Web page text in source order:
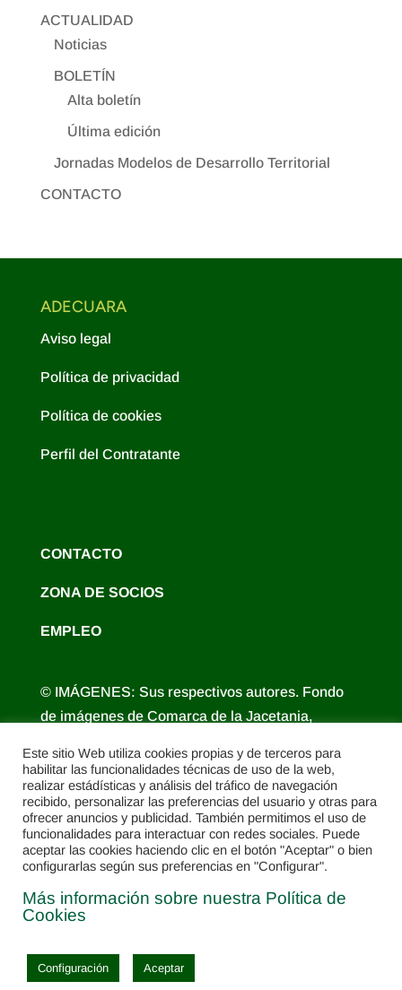
ACTUALIDAD
Noticias
BOLETÍN
Alta boletín
Última edición
Jornadas Modelos de Desarrollo Territorial
CONTACTO
ADECUARA
Aviso legal
Política de privacidad
Política de cookies
Perfil del Contratante
CONTACTO
ZONA DE SOCIOS
EMPLEO
© IMÁGENES: Sus respectivos autores. Fondo
de imágenes de Comarca de la Jacetania,
Diputación Provincial de Huesca.
Aragón. La Jacetania y Alto Gállego · Diseño web:
Este sitio Web utiliza cookies propias y de terceros para
habilitar las funcionalidades técnicas de uso de la web,
realizar estádísticas y análisis del tráfico de navegación
recibido, personalizar las preferencias del usuario y otras para
ofrecer anuncios y publicidad. También permitimos el uso de
funcionalidades para interactuar con redes sociales. Puede
aceptar las cookies haciendo clic en el botón "Aceptar" o bien
configurarlas según sus preferencias en "Configurar".
Más información sobre nuestra Política de
Cookies
Configuración Aceptar